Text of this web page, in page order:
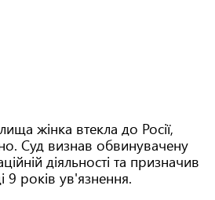
жінка втекла до Росії,
Суд визнав обвинувачену
діяльності та призначив
9 років ув'язнення.